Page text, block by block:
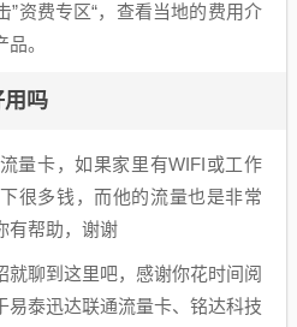
”资费专区“，查看当地的费用介
。
用吗
量卡，如果家里有WIFI或工作
很多钱，而他的流量也是非常
有帮助，谢谢
就聊到这里吧，感谢你花时间阅
易泰迅达联通流量卡、铭达科技